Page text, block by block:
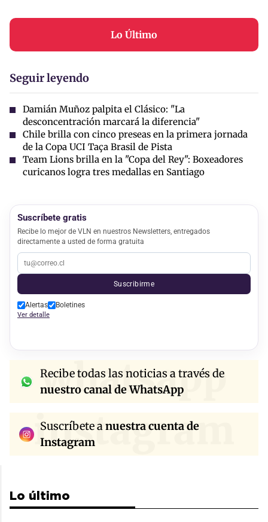
Lo Último
Seguir leyendo
Damián Muñoz palpita el Clásico: "La
desconcentración marcará la diferencia"
Chile brilla con cinco preseas en la primera jornada
de la Copa UCI Taça Brasil de Pista
Team Lions brilla en la "Copa del Rey": Boxeadores
curicanos logra tres medallas en Santiago
Suscríbete gratis
Recibe lo mejor de VLN en nuestros Newsletters, entregados
directamente a usted de forma gratuita
Suscribirme
Alertas Boletines
Ver detalle
whatsapp
Recibe todas las noticias a través de
nuestro canal de WhatsApp
instagram
Suscríbete anuestra cuenta de
Instagram
Lo último